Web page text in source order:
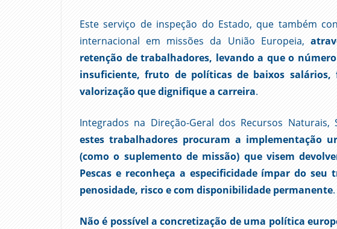
Este serviço de inspeção do Estado, que também
internacional em missões da União Europeia,
retenção de trabalhadores, levando a que o
insuficiente, fruto de políticas de baixos salários,
valorização que dignifique a carreira.
Integrados na Direção-Geral dos Recursos Naturais,
estes trabalhadores procuram a implementação
(como o suplemento de missão) que visem
Pescas e reconheça a especificidade ímpar do
penosidade, risco e com disponibilidade permanente.
Não é possível a concretização de uma política